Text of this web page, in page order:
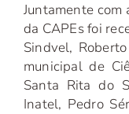
Juntamente
da CAPEs foi
Sindvel,
municipal de
Santa Rita do
Inatel, Pedro